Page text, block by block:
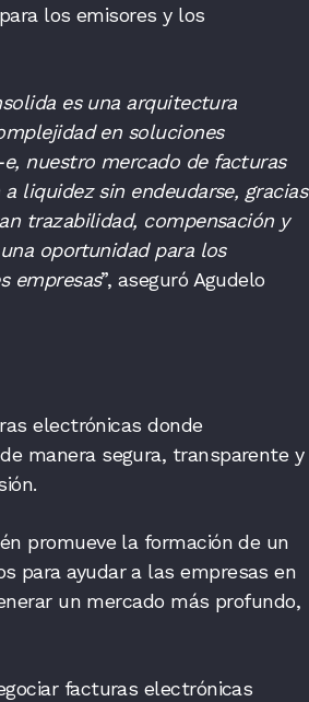
los emisores y los
es una arquitectura
en soluciones
nuestro mercado de facturas
liquidez sin endeudarse, gracias
trazabilidad, compensación y
oportunidad para los
empresas”, aseguró Agudelo
electrónicas donde
manera segura, transparente y
promueve la formación de un
para ayudar a las empresas en
un mercado más profundo,
facturas electrónicas